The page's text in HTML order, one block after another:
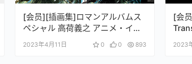
[会员][插画集]ロマンアルバムス
ペシャル 高荷義之 アニメ・イラ
スト集
2023年4月11日 0 0 893
[会
2020
2023